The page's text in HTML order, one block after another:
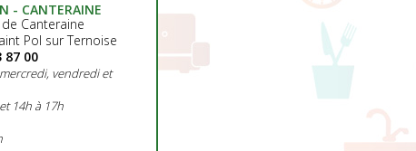
- CANTERAINE
Canteraine
Pol sur Ternoise
87 00
vendredi et
14h à 17h